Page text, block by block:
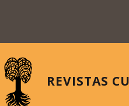
REVISTAS